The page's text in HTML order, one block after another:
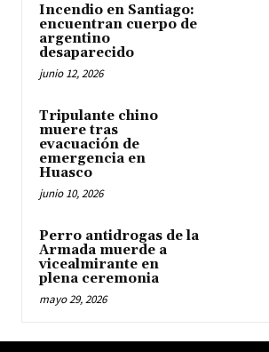
Incendio en Santiago:
encuentran cuerpo de
argentino
desaparecido
junio 12, 2026
Tripulante chino
muere tras
evacuación de
emergencia en
Huasco
junio 10, 2026
Perro antidrogas de la
Armada muerde a
vicealmirante en
plena ceremonia
mayo 29, 2026